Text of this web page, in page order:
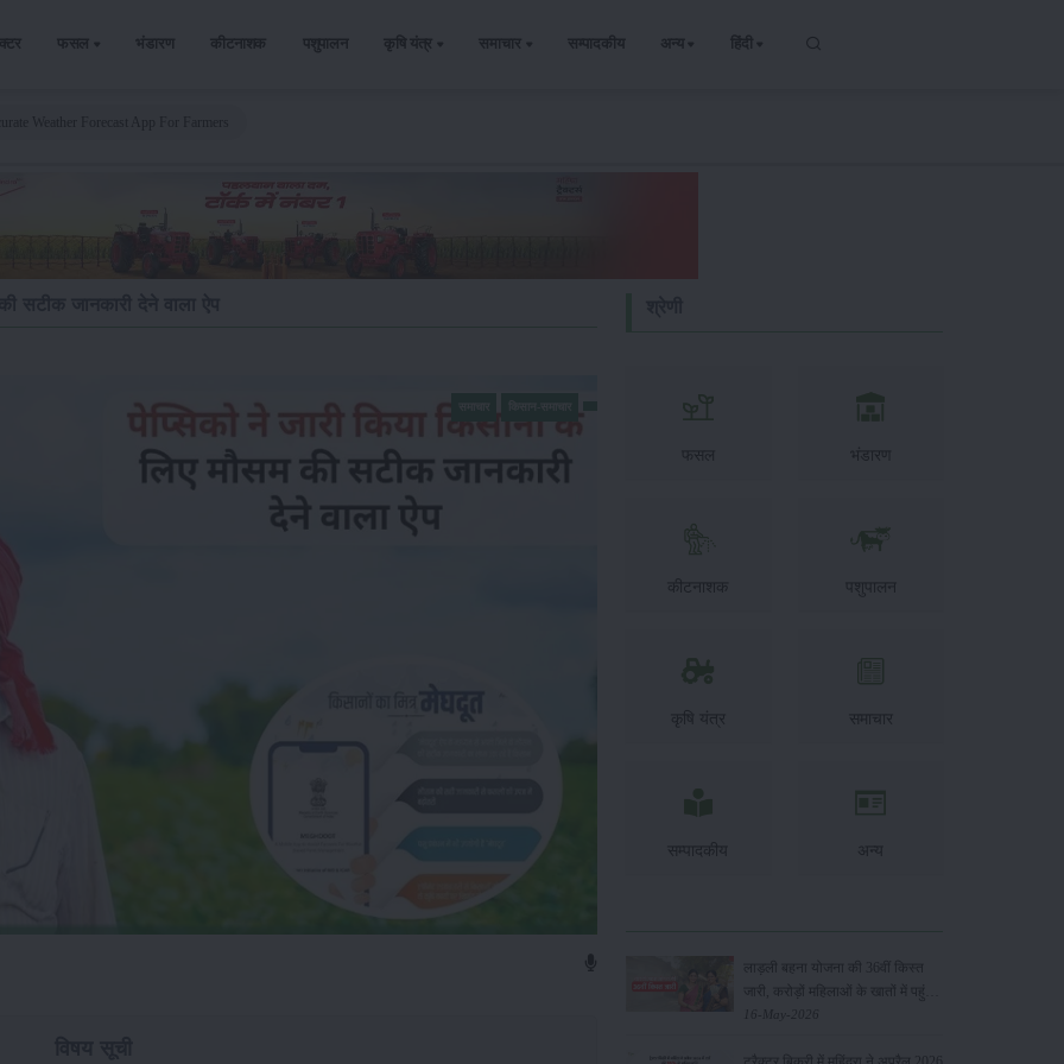
फसल भंडारण कीटनाशक पशुपालन कृषि यंत्र समाचार सम्पादकीय अन्य हिंदी
फसल भंडारण
कीटनाशक पशुपालन
कृषि यंत्र समाचार
सम्पादकीय अन्य
लाड़ली बहना योजना की 36वीं किस्त
जारी, करोड़ों महिलाओं के खातों में पहुंचे
1500 रुपये
16-May-2026